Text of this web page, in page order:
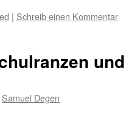
| Schreib einen Kommentar
Samuel Degen